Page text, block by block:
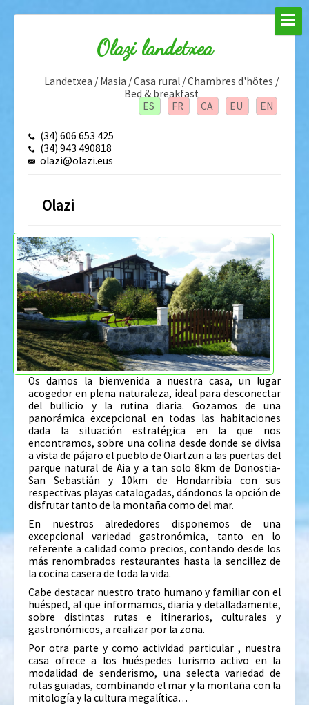
Olazi landetxea
Landetxea / Masia / Casa rural / Chambres d'hôtes /
Bed & breakfast
ES
FR CA EU EN
(34) 606 653 425
(34) 943 490818
olazi@olazi.eus
Olazi
Os damos la bienvenida a nuestra casa, un lugar
acogedor en plena naturaleza, ideal para desconectar
del bullicio y la rutina diaria. Gozamos de una
panorámica excepcional en todas las habitaciones
dada la situación estratégica en la que nos
encontramos, sobre una colina desde donde se divisa
a vista de pájaro el pueblo de Oiartzun a las puertas del
parque natural de Aia y a tan solo 8km de Donostia-
San Sebastián y 10km de Hondarribia con sus
respectivas playas catalogadas, dándonos la opción de
disfrutar tanto de la montaña como del mar.
En nuestros alrededores disponemos de una
excepcional variedad gastronómica, tanto en lo
referente a calidad como precios, contando desde los
más renombrados restaurantes hasta la sencillez de
la cocina casera de toda la vida.
Cabe destacar nuestro trato humano y familiar con el
huésped, al que informamos, diaria y detalladamente,
sobre distintas rutas e itinerarios, culturales y
gastronómicos, a realizar por la zona.
Por otra parte y como actividad particular , nuestra
casa ofrece a los huéspedes turismo activo en la
modalidad de senderismo, una selecta variedad de
rutas guiadas, combinando el mar y la montaña con la
mitología y la cultura megalítica…